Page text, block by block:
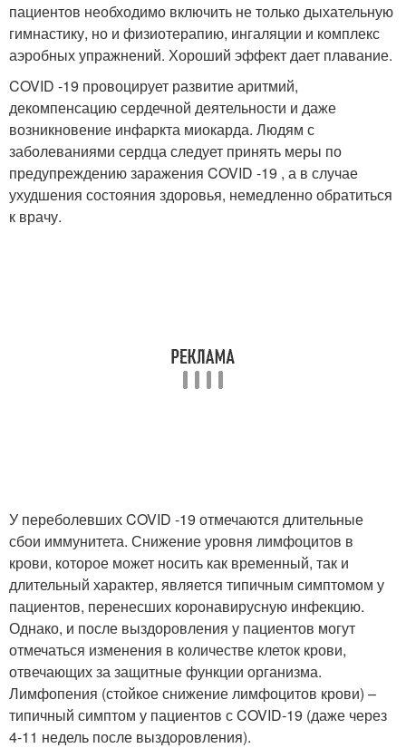
пациентов необходимо включить не только дыхательную
гимнастику, но и физиотерапию, ингаляции и комплекс
аэробных упражнений. Хороший эффект дает плавание.
COVID -19 провоцирует развитие аритмий,
декомпенсацию сердечной деятельности и даже
возникновение инфаркта миокарда. Людям с
заболеваниями сердца следует принять меры по
предупреждению заражения COVID -19 , а в случае
ухудшения состояния здоровья, немедленно обратиться
к врачу.
У переболевших COVID -19 отмечаются длительные
сбои иммунитета. Снижение уровня лимфоцитов в
крови, которое может носить как временный, так и
длительный характер, является типичным симптомом у
пациентов, перенесших коронавирусную инфекцию.
Однако, и после выздоровления у пациентов могут
отмечаться изменения в количестве клеток крови,
отвечающих за защитные функции организма.
Лимфопения (стойкое снижение лимфоцитов крови) –
типичный симптом у пациентов с COVID-19 (даже через
4-11 недель после выздоровления).